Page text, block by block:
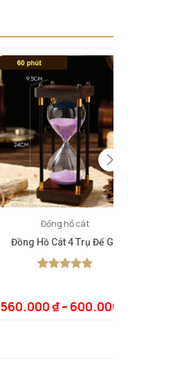
Đồng hồ cát
Đồng Hồ Cát 4 Trụ Đế Gỗ
đánh giá
560.000₫– 600.000